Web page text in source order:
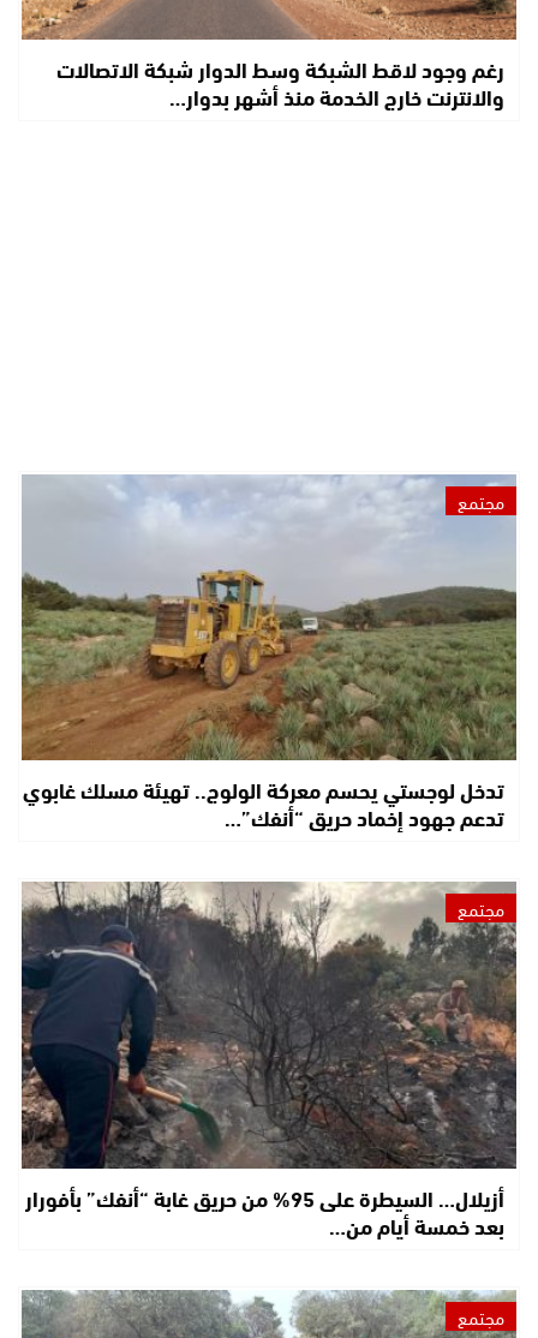
رغم وجود لاقط الشبكة وسط الدوار شبكة الاتصالات
والانترنت خارج الخدمة منذ أشهر بدوار…
مجتمع
تدخل لوجستي يحسم معركة الولوج.. تهيئة مسلك غابوي
تدعم جهود إخماد حريق “أنفك”…
مجتمع
أزيلال… السيطرة على 95% من حريق غابة “أنفك” بأفورار
بعد خمسة أيام من…
مجتمع